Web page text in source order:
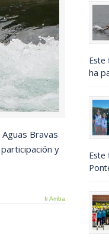
Bravas
y
Ir Arriba
Este
ha
Este